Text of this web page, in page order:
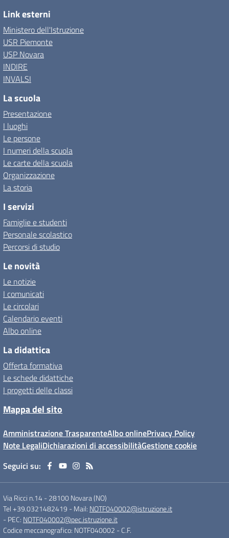
Link esterni
Ministero dell'Istruzione
USR Piemonte
USP Novara
INDIRE
INVALSI
La scuola
Presentazione
I luoghi
Le persone
I numeri della scuola
Le carte della scuola
Organizzazione
La storia
I servizi
Famiglie e studenti
Personale scolastico
Percorsi di studio
Le novità
Le notizie
I comunicati
Le circolari
Calendario eventi
Albo online
La didattica
Offerta formativa
Le schede didattiche
I progetti delle classi
Mappa del sito
Amministrazione TrasparenteAlbo onlinePrivacy Policy
Note LegaliDichiarazioni di accessibilitàGestione cookie
Seguici su:
Via Ricci n.14- 28100 Novara (NO)
Tel +39.0321482419 - Mail: NOTF040002@istruzione.it
- PEC: NOTF040002@pec.istruzione.it
Codice meccanografico: NOTF040002 - C.F.